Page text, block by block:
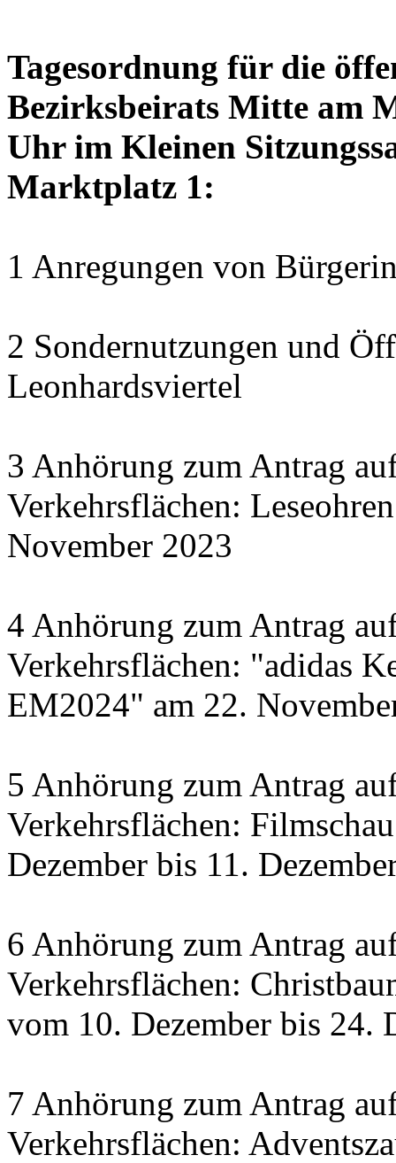
Tagesordnung für die
Bezirksbeirats Mitte am
Uhr im Kleinen
Marktplatz 1:
1 Anregungen von
2 Sondernutzungen und
Leonhardsviertel
3 Anhörung zum Antrag
Verkehrsflächen:
November 2023
4 Anhörung zum Antrag
Verkehrsflächen: "adidas
EM2024" am 22.
5 Anhörung zum Antrag
Verkehrsflächen:
Dezember bis 11.
6 Anhörung zum Antrag
Verkehrsflächen:
vom 10. Dezember bis 24.
7 Anhörung zum Antrag
Verkehrsflächen: